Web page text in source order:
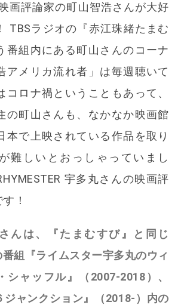
画評論家の町山智浩さんが大好
TBSラジオの『赤江珠緒たまむ
番組内にある町山さんのコーナ
アメリカ流れ者」は毎週聴いて
コロナ禍ということもあって、
の町山さんも、なかなか映画館
本で上映されている作品を取り
難しいとおっしゃっていまし
宇多丸さんの映画評
！
んは、『たまむすび』と同じ
組『ライムスター宇多丸のウィ
シャッフル』（2007-2018）、
ジャンクション』（2018-）内の